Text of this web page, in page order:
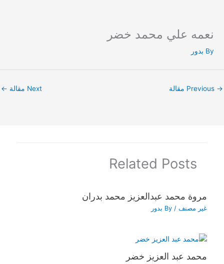
Skip
content
نعمه علي محمد خضر
By بدور
→ Next مقالة ←
Related Posts
مروة محمد عبدالعزيز محمد بدران
غير مصنف / By بدور
محمد عبد العزيز خضر